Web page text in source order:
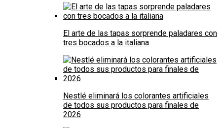
El arte de las tapas sorprende paladares con
tres bocados a la italiana
Nestlé eliminará los colorantes artificiales
de todos sus productos para finales de
2026